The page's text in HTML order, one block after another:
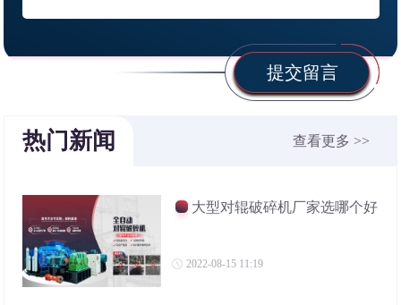
提交留言
热门新闻 查看更多 >>
大型对辊破碎机厂家选哪个好
2022-08-15 11:19